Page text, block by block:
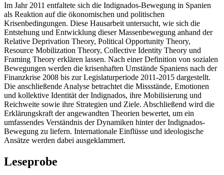
Im Jahr 2011 entfaltete sich die Indignados-Bewegung in Spanien
als Reaktion auf die ökonomischen und politischen
Krisenbedingungen. Diese Hausarbeit untersucht, wie sich die
Entstehung und Entwicklung dieser Massenbewegung anhand der
Relative Deprivation Theory, Political Opportunity Theory,
Resource Mobilization Theory, Collective Identity Theory und
Framing Theory erklären lassen. Nach einer Definition von sozialen
Bewegungen werden die krisenhaften Umstände Spaniens nach der
Finanzkrise 2008 bis zur Legislaturperiode 2011-2015 dargestellt.
Die anschließende Analyse betrachtet die Missstände, Emotionen
und kollektive Identität der Indignados, ihre Mobilisierung und
Reichweite sowie ihre Strategien und Ziele. Abschließend wird die
Erklärungskraft der angewandten Theorien bewertet, um ein
umfassendes Verständnis der Dynamiken hinter der Indignados-
Bewegung zu liefern. Internationale Einflüsse und ideologische
Ansätze werden dabei ausgeklammert.
Leseprobe